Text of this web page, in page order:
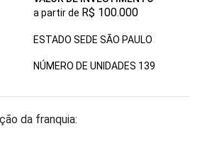
a partir de R$ 100.000
ESTADO SEDE SÃO PAULO
NÚMERO DE UNIDADES 139
da franquia: